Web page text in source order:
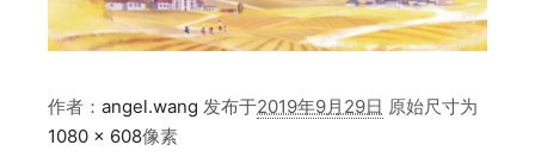
作者： angel.wang 发布于2019年9月29日 原始尺寸为
1080 × 608像素